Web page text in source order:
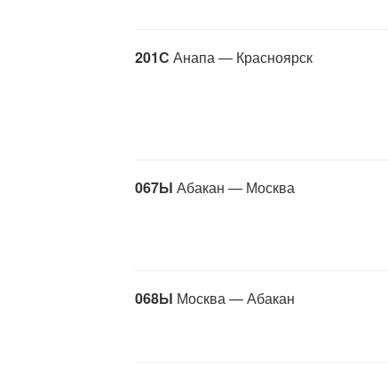
201С Анапа — Красноярск
067Ы Абакан — Москва
068Ы Москва — Абакан